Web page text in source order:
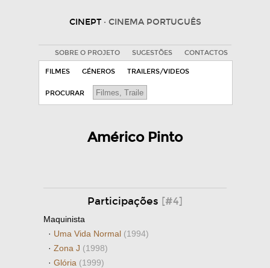
CINEPT · CINEMA PORTUGUÊS
SOBRE O PROJETO SUGESTÕES CONTACTOS
FILMES GÉNEROS TRAILERS/VIDEOS
PROCURAR
Américo Pinto
Participações [#4]
Maquinista
· Uma Vida Normal (1994)
· Zona J (1998)
· Glória (1999)